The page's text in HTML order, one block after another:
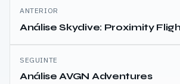
Navegação
de
artigos
ANTERIOR
Análise Skydive: Proximity
SEGUINTE
Análise AVGN Adventures